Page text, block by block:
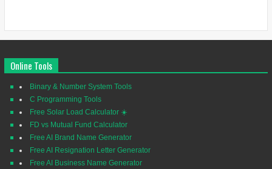
Online Tools
Binary & Number System Tools
C Programming Tools
Free Solar Load Calculator ☀️
FD vs Mutual Fund Calculator
Free AI Brand Name Generator
Free AI Resignation Letter Generator
Free AI Business Name Generator